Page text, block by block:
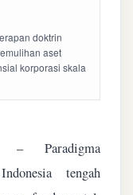
doktrin
aset
korporasi skala
– Paradigma
tengah